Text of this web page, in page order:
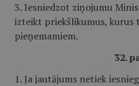
3. Iesniedzot ziņojumu
izteikt priekšlikumus, kurus
pieņemamiem.
32.
1. Ja jautājums netiek